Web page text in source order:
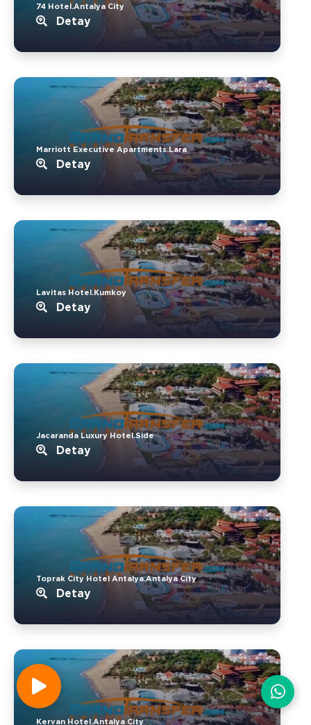
74 Hotel.Antalya City
Detay
Marriott Executive Apartments.Lara
Detay
Lavitas Hotel.Kumkoy
Detay
Jacaranda Luxury Hotel.Side
Detay
Toprak City Hotel Antalya.Antalya City
Detay
Kervan Hotel.Antalya City